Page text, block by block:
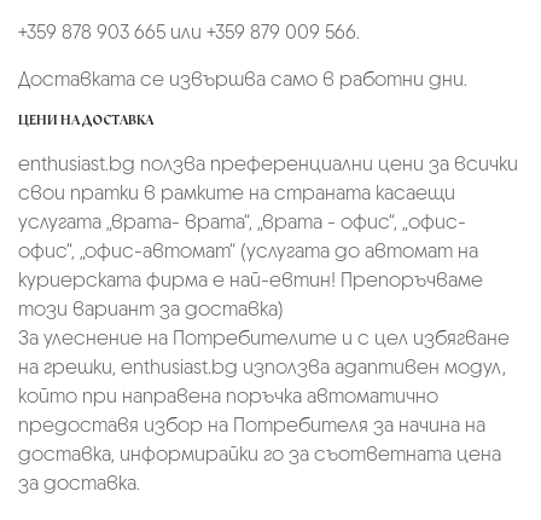
+359 878 903 665 или +359 879 009 566.
Доставката се извършва само в работни дни.
ЦЕНИ НА ДОСТАВКА
enthusiast.bg ползва преференциални цени за всички
свои пратки в рамките на страната касаещи
услугата „врата- врата“, „врата - офис“, „oфис-
офис“, „офис-автомат“ (услугата до автомат на
куриерската фирма е най-евтин! Препоръчваме
този вариант за доставка)
За улеснение на Потребителите и с цел избягване
на грешки, enthusiast.bg използва адаптивен модул,
който при направена поръчка автоматично
предоставя избор на Потребителя за начина на
доставка, информирайки го за съответната цена
за доставка.